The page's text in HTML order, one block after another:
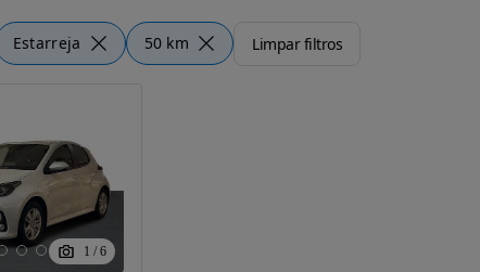
Estarreja 50 km Limpar filtros
1 / 6